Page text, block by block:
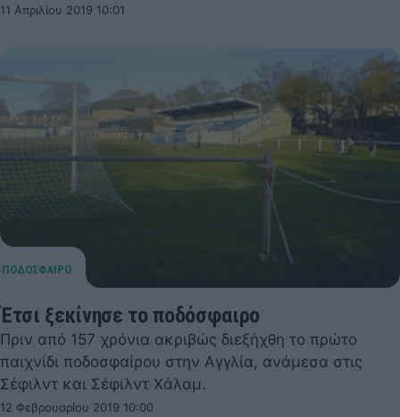
11 Απριλίου 2019 10:01
Έτσι ξεκίνησε το ποδόσφαιρο
Πριν από 157 χρόνια ακριβώς διεξήχθη το πρώτο
παιχνίδι ποδοσφαίρου στην Αγγλία, ανάμεσα στις
Σέφιλντ και Σέφιλντ Χάλαμ.
12 Φεβρουαρίου 2019 10:00